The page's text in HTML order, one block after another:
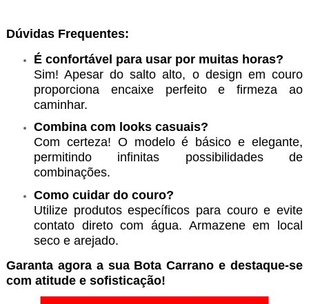
Dúvidas Frequentes:
É confortável para usar por muitas horas?
Sim! Apesar do salto alto, o design em couro
proporciona encaixe perfeito e firmeza ao
caminhar.
Combina com looks casuais?
Com certeza! O modelo é básico e elegante,
permitindo infinitas possibilidades de
combinações.
Como cuidar do couro?
Utilize produtos específicos para couro e evite
contato direto com água. Armazene em local
seco e arejado.
Garanta agora a sua Bota Carrano e destaque-se
com atitude e sofisticação!